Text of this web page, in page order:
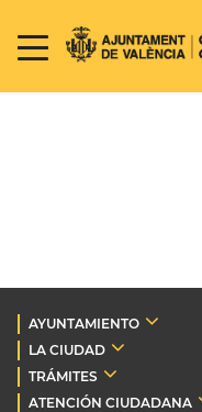
AYUNTAMIENTO
LA CIUDAD
TRÁMITES
ATENCIÓN CIUDADANA